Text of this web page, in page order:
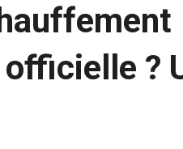
?